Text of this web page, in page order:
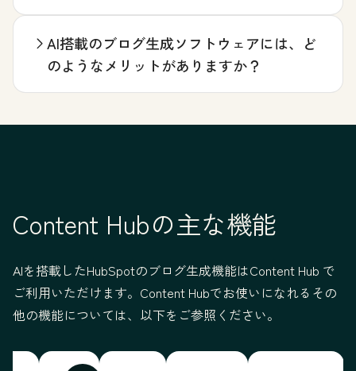
AI搭載のブログ生成ソフトウェアには、ど
のようなメリットがありますか？
Content Hubの主な機能
AIを搭載したHubSpotのブログ生成機能はContent Hub で
ご利用いただけます。Content Hubでお使いになれるその
他の機能については、以下をご参照ください。